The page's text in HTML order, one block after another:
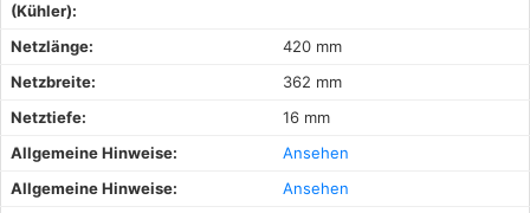
(Kühler):
Netzlänge:
420 mm
Netzbreite:
362 mm
Netztiefe:
16 mm
Allgemeine Hinweise:
Ansehen
Allgemeine Hinweise:
Ansehen